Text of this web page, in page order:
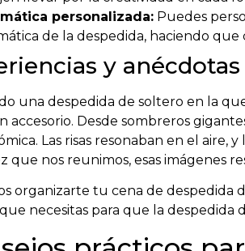
personalizada: Puedes
de la despedida, haciendo que
y anécdotas
una despedida de soltero en la
accesorio. Desde sombreros
Las risas resonaban en el
que nos reunimos, esas imágenes
organizarte tu cena de despedida
necesitas para que la despedida